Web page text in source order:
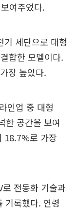
여주었다.
세단으로 대형
합한 모델이다.
장 높았다.
인업 중 대형
한 공간을 보여
18.7%로 가장
전동화 기술과
기록했다. 연령